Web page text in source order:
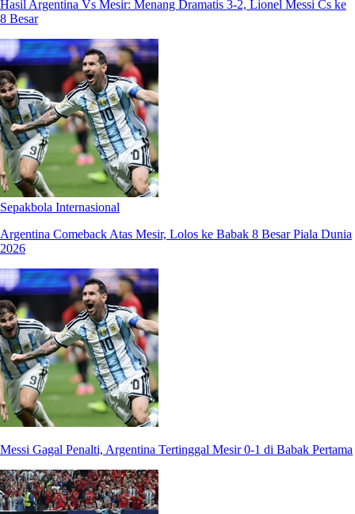
Hasil Argentina Vs Mesir: Menang Dramatis 3-2, Lionel Messi Cs ke
8 Besar
Sepakbola Internasional
Argentina Comeback Atas Mesir, Lolos ke Babak 8 Besar Piala Dunia
2026
Messi Gagal Penalti, Argentina Tertinggal Mesir 0-1 di Babak Pertama